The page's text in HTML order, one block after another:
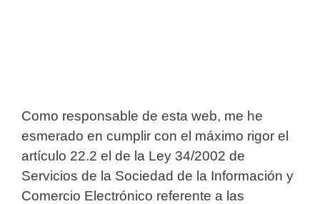
Como responsable de esta web, me he
esmerado en cumplir con el máximo rigor el
artículo 22.2 el de la Ley 34/2002 de
Servicios de la Sociedad de la Información y
Comercio Electrónico referente a las